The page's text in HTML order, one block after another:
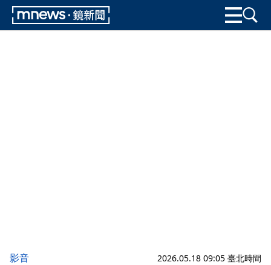
影音 2026.05.18 09:05 臺北時間